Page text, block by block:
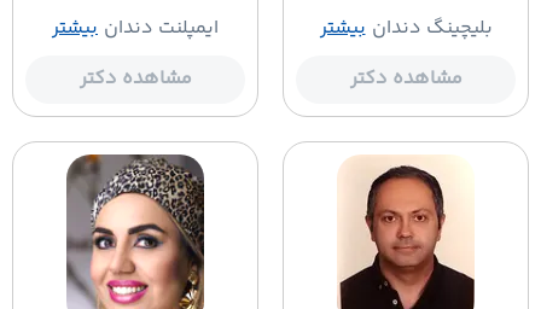
بلیچینگ دندان بیشتر
مشاهده دکتر
ایمپلنت دندان بیشتر
مشاهده دکتر